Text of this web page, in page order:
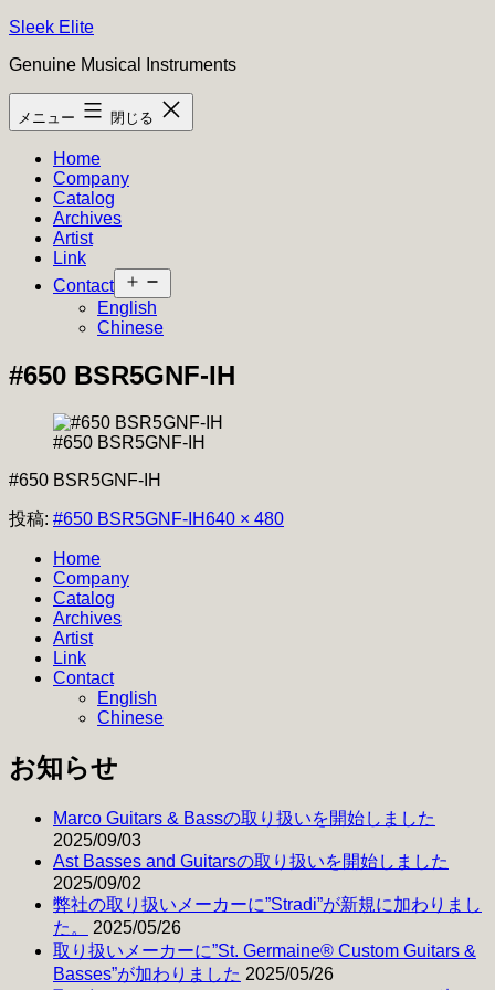
コ
テ
ン
ツ
Sleek Elite
Genuine Musical Instruments
メニュー 閉じる
Home
Company
Catalog
Archives
Artist
Link
Contact
ニ
ー
開
English
Chinese
#650 BSR5GNF-IH
#650 BSR5GNF-IH
#650 BSR5GNF-IH
投稿: #650 BSR5GNF-IHフ
640 × 480
Home
Company
Catalog
Archives
Artist
Link
Contact
English
Chinese
お知らせ
Marco Guitars & Bassの取り扱いを開始しました
2025/09/03
Ast Basses and Guitarsの取り扱いを開始しました
2025/09/02
弊社の取り扱いメーカーに”Stradi”が新規に加わりまし
た。
2025/05/26
取り扱いメーカーに”St. Germaine® Custom Guitars &
Basses”が加わりました 2025/05/26